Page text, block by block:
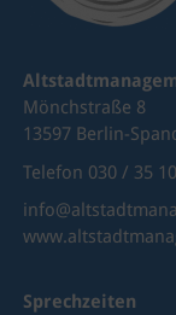
Mönchstraße 8
13597 Berlin-
Telefon 030 / 35
Sprechzeiten